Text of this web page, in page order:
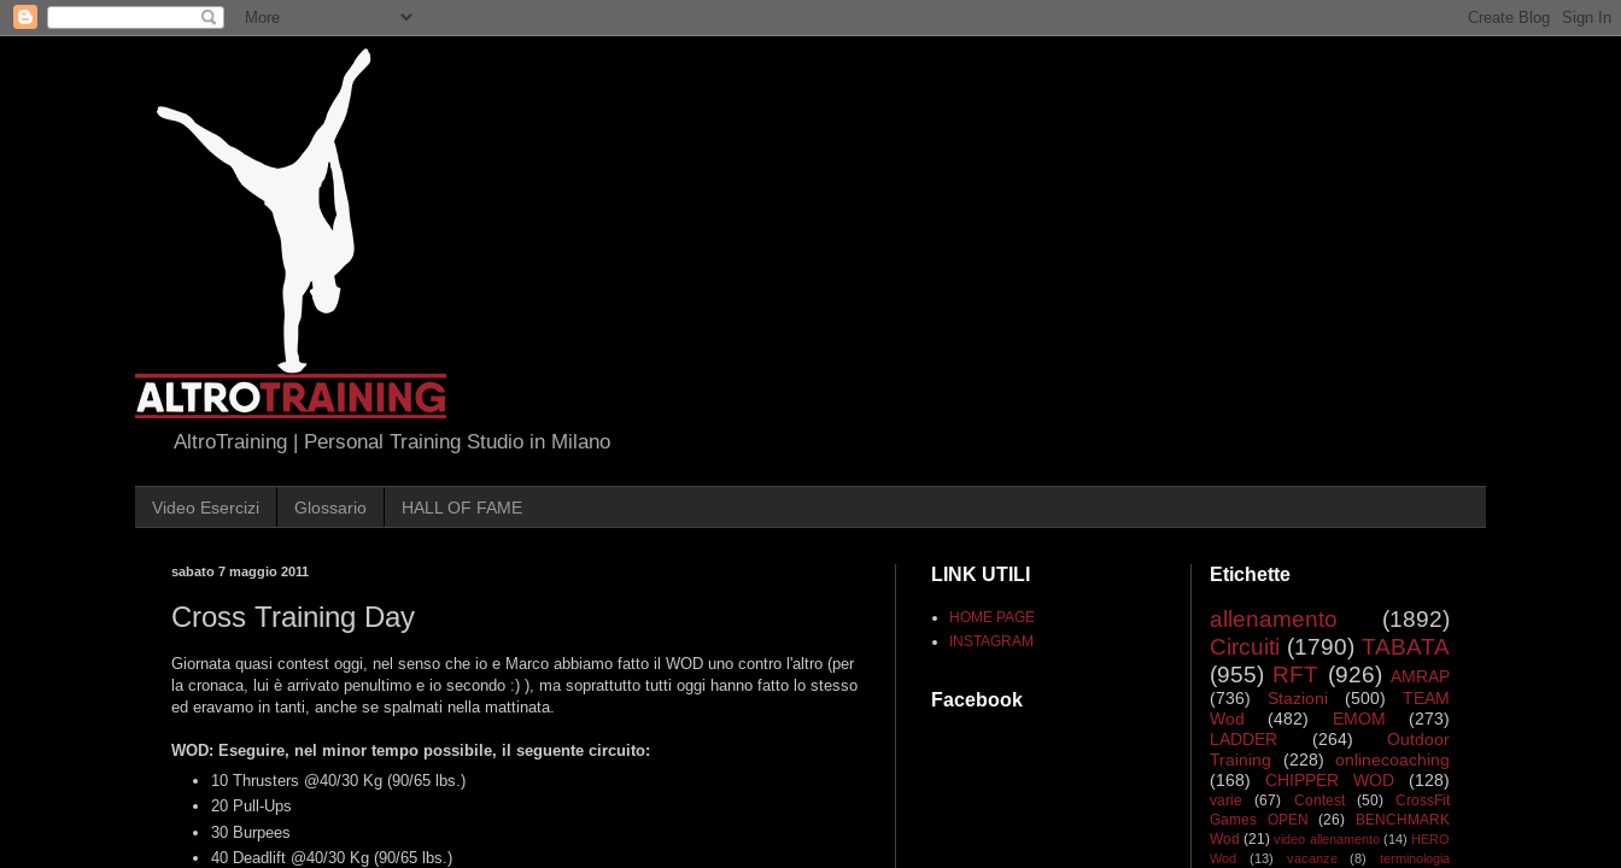
AltroTraining | Personal Training Studio in Milano
Video Esercizi Glossario HALL OF FAME
sabato 7 maggio 2011
Cross Training Day
Giornata quasi contest oggi, nel senso che io e Marco abbiamo fatto il WOD uno contro l'altro (per
la cronaca, lui è arrivato penultimo e io secondo :) ), ma soprattutto tutti oggi hanno fatto lo stesso
ed eravamo in tanti, anche se spalmati nella mattinata.
WOD: Eseguire, nel minor tempo possibile, il seguente circuito:
10 Thrusters @40/30 Kg (90/65 lbs.)
20 Pull-Ups
30 Burpees
40 Deadlift @40/30 Kg (90/65 lbs.)
LINK UTILI
HOME PAGE
INSTAGRAM
Facebook
Etichette
allenamento
(1892)
Circuiti (1790) TABATA
(955) RFT (926) AMRAP
(736)
Stazioni (500)
TEAM
Wod
(482) EMOM
(273)
LADDER
(264)
Outdoor
Training
(228)
onlinecoaching
(168)
CHIPPER WOD (128)
varie (67) Contest (50)
CrossFit
Games OPEN
(26)
BENCHMARK
Wod (21) video allenamento (14) HERO
Wod
(13) vacanze (8)
terminologia